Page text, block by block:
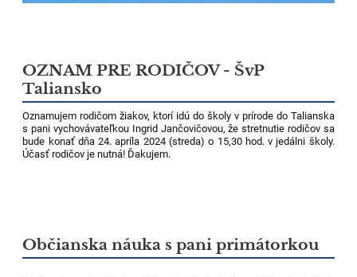
OZNAM PRE RODIČOV - ŠvP
Taliansko
Oznamujem rodičom žiakov, ktorí idú do školy v prírode do Talianska
s pani vychovávateľkou Ingrid Jančovičovou, že stretnutie rodičov sa
bude konať dňa 24. apríla 2024 (streda) o 15,30 hod. v jedálni školy.
Účasť rodičov je nutná! Ďakujem.
Občianska náuka s pani primátorkou